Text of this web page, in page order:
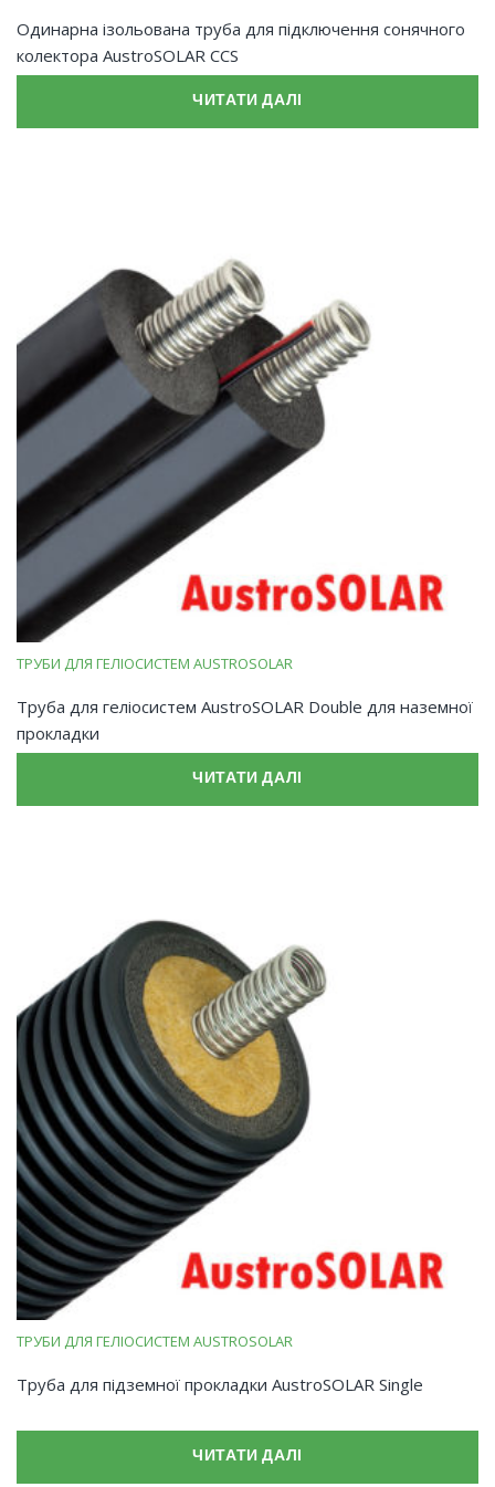
Одинарна ізольована труба для підключення сонячного
колектора AustroSOLAR CCS
ЧИТАТИ ДАЛІ
ТРУБИ ДЛЯ ГЕЛІОСИСТЕМ AUSTROSOLAR
Труба для геліосистем AustroSOLAR Double для наземної
прокладки
ЧИТАТИ ДАЛІ
ТРУБИ ДЛЯ ГЕЛІОСИСТЕМ AUSTROSOLAR
Труба для підземної прокладки AustroSOLAR Single
ЧИТАТИ ДАЛІ